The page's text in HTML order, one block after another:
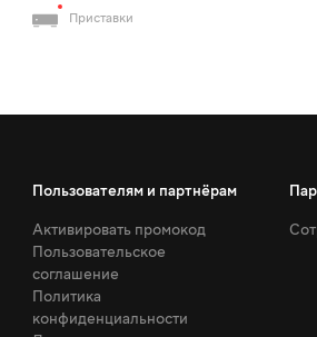
Приставки
Пользователям и партнёрам
Активировать промокод
Пользовательское
соглашение
Политика
конфиденциальности